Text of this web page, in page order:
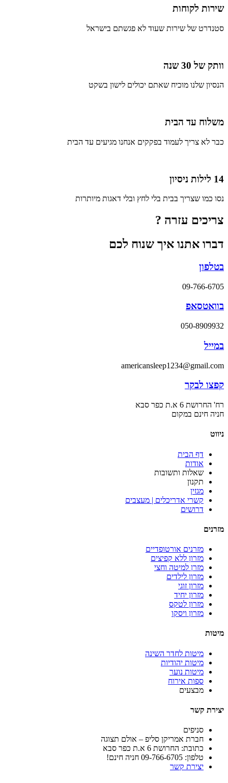
שירות לקוחות
סטנדרט של שירות שעוד לא פגשתם בישראל
וותק של 30 שנה
הנסיון שלנו מוכיח שאתם יכולים לישון בשקט
משלוח עד הבית
כבר לא צריך לעמוד בפקקים אנחנו מגיעים עד הבית
14 לילות ניסיון
נסו כמו שצריך בבית בלי לחץ ובלי דאגות מיותרות
צריכים עזרה ?
דברו אתנו איך שנוח לכם
בטלפון
09-766-6705
בוואטסאפ
050-8909932
במייל
americansleep1234@gmail.com
קפצו לבקר
רח' החרושת 6 א.ת כפר סבא
חניה חינם במקום
ניווט
דף הבית
אודות
שאלות ותשובות
תקנון
מגזין
קשרי אדריכלים | מעצבים
דרושים
מזרנים
מזרנים אורטופדיים
מזרון ללא קפיצים
מזרן למיטה וחצי
מזרון לילדים
מזרון זוגי
מזרון יחיד
מזרון לטקס
מזרון ויסקו
מיטות
מיטות לחדר השינה
מיטות יהודיות
מיטות נוער
ספות אירוח
מבצעים
יצירת קשר
סניפים
חברת אמריקן סליפ – אולם תצוגה
כתובת: החרושת 6 א.ת כפר סבא
טלפון: 09-766-6705 חניה חינם!
יצירת קשר